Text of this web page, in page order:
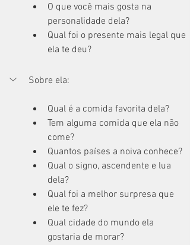
O que você mais gosta na
personalidade dela?
Qual foi o presente mais legal que
ela te deu?
Sobre ela:
Qual é a comida favorita dela?
Tem alguma comida que ela não
come?
Quantos países a noiva conhece?
Qual o signo, ascendente e lua
dela?
Qual foi a melhor surpresa que
ele te fez?
Qual cidade do mundo ela
gostaria de morar?